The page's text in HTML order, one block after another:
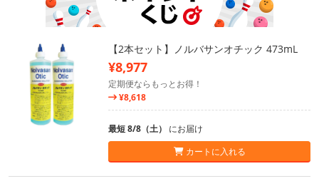
【2本セット】ノルバサンオチック 473mL
¥8,977
定期便ならもっとお得！
¥8,618
最短 8/8（土） にお届け
カートに入れる